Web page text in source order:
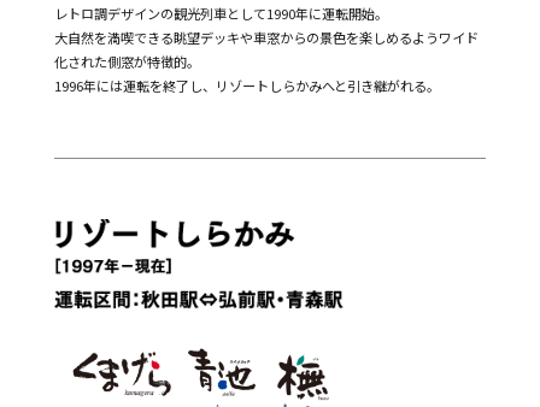
レトロ調デザインの観光列車として1990年に運転開始。
大自然を満喫できる眺望デッキや車窓からの景色を楽しめるようワイド
化された側窓が特徴的。
1996年には運転を終了し、リゾートしらかみへと引き継がれる。